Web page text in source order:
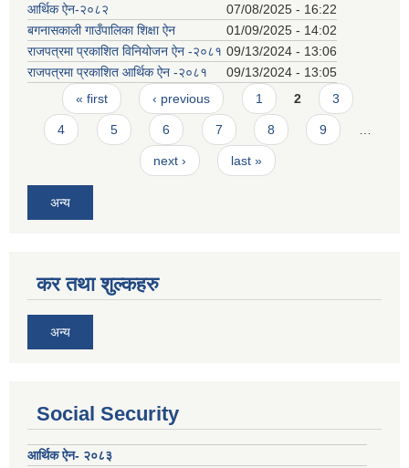
आर्थिक ऐन-२०८२
07/08/2025 - 16:22
बगनासकाली गाउँपालिका शिक्षा ऐन
01/09/2025 - 14:02
राजपत्रमा प्रकाशित विनियोजन ऐन -२०८१ 09/13/2024 - 13:06
राजपत्रमा प्रकाशित आर्थिक ऐन -२०८१
09/13/2024 - 13:05
Pages
« first ‹ previous 1 2 3
4 5 6 7 8 9
next › last »
अन्य
कर तथा शुल्कहरु
अन्य
Social Security
आर्थिक ऐन- २०८३